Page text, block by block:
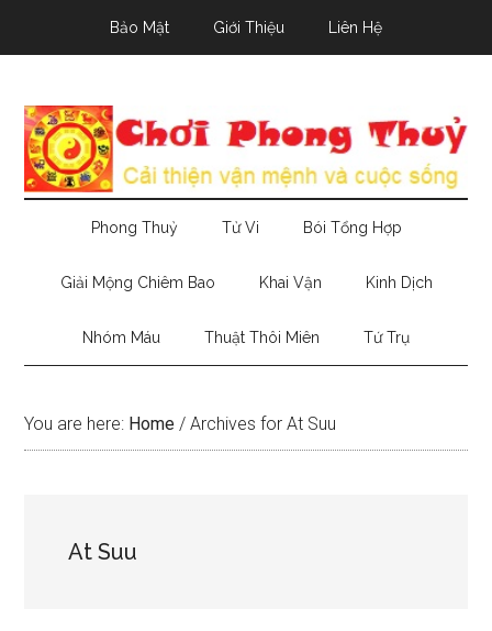
Bảo Mật Giới Thiệu Liên Hệ
Phong Thuỷ Tử Vi Bói Tổng Hợp
Giải Mộng Chiêm Bao Khai Vận Kinh Dịch
Nhóm Máu Thuật Thôi Miên Tứ Trụ
You are here: Home / Archives for At Suu
At Suu